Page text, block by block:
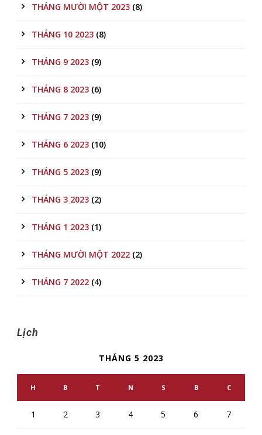
THÁNG MƯỜI MỘT 2023 (8)
THÁNG 10 2023 (8)
THÁNG 9 2023 (9)
THÁNG 8 2023 (6)
THÁNG 7 2023 (9)
THÁNG 6 2023 (10)
THÁNG 5 2023 (9)
THÁNG 3 2023 (2)
THÁNG 1 2023 (1)
THÁNG MƯỜI MỘT 2022 (2)
THÁNG 7 2022 (4)
Lịch
THÁNG 5 2023
H B T N S B C
1 2 3 4 5 6 7